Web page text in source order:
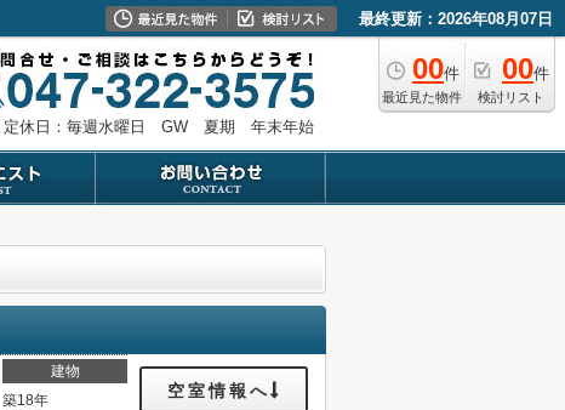
最終更新：2026年08月07日
00件
最近見た物件
00件
検討リスト
定休日：毎週水曜日 GW 夏期 年末年始
建物
築18年
空室情報へ